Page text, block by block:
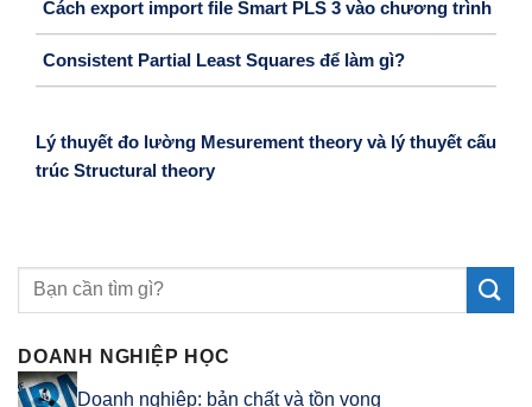
Cách export import file Smart PLS 3 vào chương trình
Consistent Partial Least Squares để làm gì?
Lý thuyết đo lường Mesurement theory và lý thuyết cấu
trúc Structural theory
DOANH NGHIỆP HỌC
Doanh nghiệp: bản chất và tồn vong